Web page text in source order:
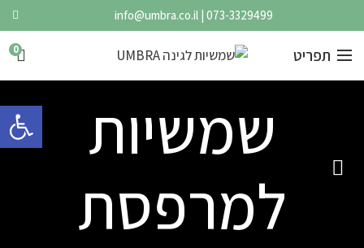
073-3329499
|
info@umbra.co.il
תפריט 0
שמשיות
למרפסת